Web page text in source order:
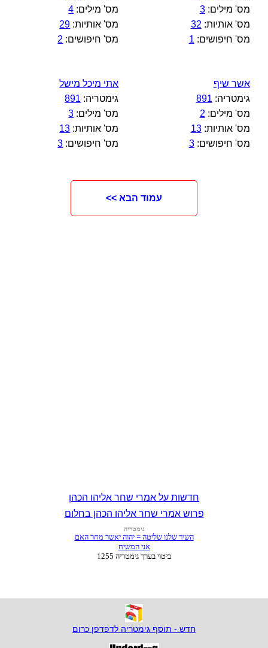
מס' מילים:3
מס' אותיות: 32
מס' חיפושים: 1
מס' מילים: 4
מס' אותיות: 29
מס' חיפושים: 2
אשר שיף
גימטריה: 891
מס' מילים: 2
מס' אותיות:13
מס' חיפושים:3
אתי מיכל מישל
גימטריה: 891
מס' מילים: 3
מס' אותיות: 13
מס' חיפושים: 3
עמוד הבא >>
חדשות על אמרי שחר אליהו הכהן
פרוש אמרי שחר אליהו הכהן בחלום
חדש - תוסף גימטריה לדפדפן כרום